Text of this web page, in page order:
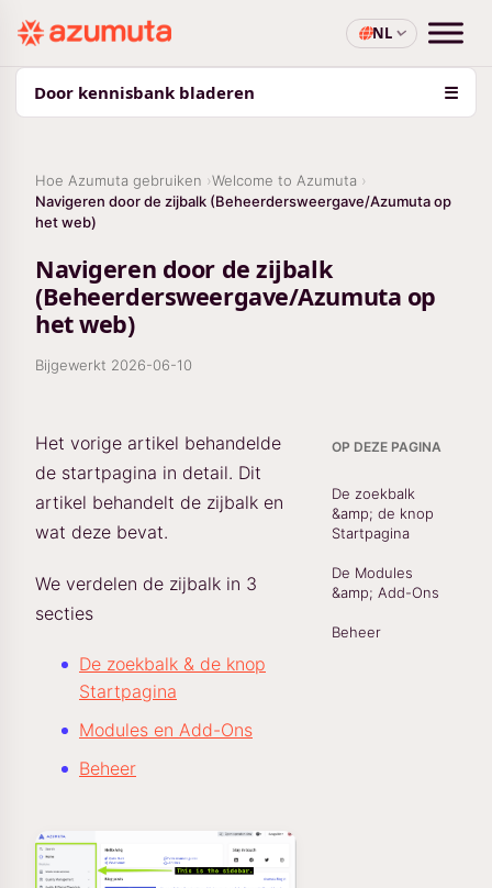
NL
Door kennisbank bladeren ☰
Hoe Azumuta gebruiken
Welcome to Azumuta
Navigeren door de zijbalk (Beheerdersweergave/Azumuta op
het web)
Navigeren door de zijbalk
(Beheerdersweergave/Azumuta op
het web)
Bijgewerkt 2026-06-10
Het vorige artikel behandelde
de startpagina in detail. Dit
artikel behandelt de zijbalk en
wat deze bevat.
We verdelen de zijbalk in 3
secties
De zoekbalk & de knop
Startpagina
Modules en Add-Ons
Beheer
OP DEZE PAGINA
De zoekbalk
&amp; de knop
Startpagina
De Modules
&amp; Add-Ons
Beheer